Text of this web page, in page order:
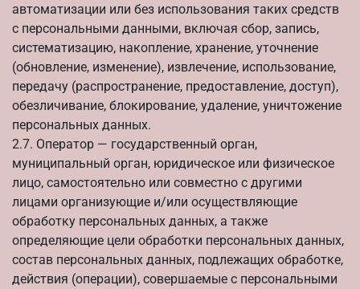
автоматизации или без использования таких средств
с персональными данными, включая сбор, запись,
систематизацию, накопление, хранение, уточнение
(обновление, изменение), извлечение, использование,
передачу (распространение, предоставление, доступ),
обезличивание, блокирование, удаление, уничтожение
персональных данных.
2.7. Оператор — государственный орган,
муниципальный орган, юридическое или физическое
лицо, самостоятельно или совместно с другими
лицами организующие и/или осуществляющие
обработку персональных данных, а также
определяющие цели обработки персональных данных,
состав персональных данных, подлежащих обработке,
действия (операции), совершаемые с персональными